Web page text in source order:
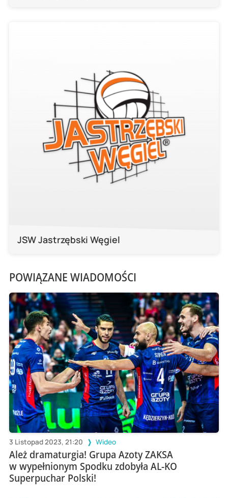
JSW Jastrzębski Węgiel
POWIĄZANE WIADOMOŚCI
3 Listopad 2023, 21:20 Wideo
Ależ dramaturgia! Grupa Azoty ZAKSA
w wypełnionym Spodku zdobyła AL-KO
Superpuchar Polski!